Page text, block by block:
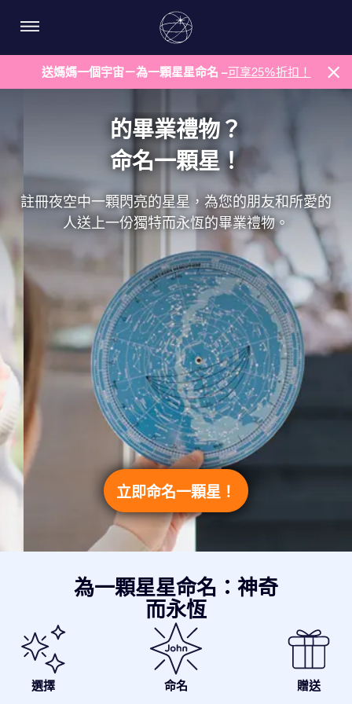
送媽媽一個宇宙－為一顆星星命名 –可享25%折扣！
的畢業禮物？
命名一顆星！
註冊夜空中一顆閃亮的星星，為您的朋友和所愛的
人送上一份獨特而永恆的畢業禮物。
立即命名一顆星！
為一顆星星命名：神奇
而永恆
選擇 命名 贈送